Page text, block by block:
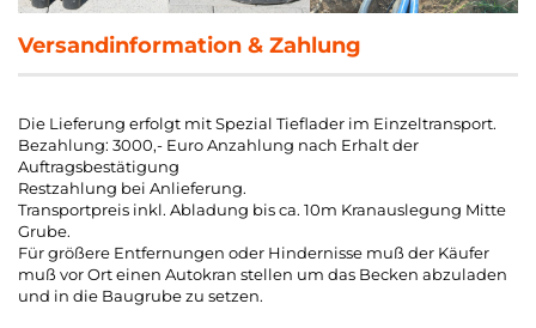
Versandinformation & Zahlung
Die Lieferung erfolgt mit Spezial Tieflader im Einzeltransport.
Bezahlung: 3000,- Euro Anzahlung nach Erhalt der
Auftragsbestätigung
Restzahlung bei Anlieferung.
Transportpreis inkl. Abladung bis ca. 10m Kranauslegung Mitte
Grube.
Für größere Entfernungen oder Hindernisse muß der Käufer
muß vor Ort einen Autokran stellen um das Becken abzuladen
und in die Baugrube zu setzen.